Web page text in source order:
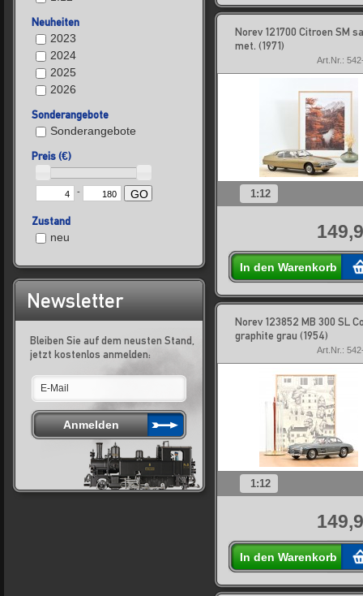
Neuheiten
2023
2024
2025
2026
Sonderangebote
Sonderangebote
Preis (€)
- GO
Zustand
neu
Newsletter
Bleiben Sie auf dem neusten Stand,
jetzt kostenlos anmelden:
Norev 121700 Citroen SM
met. (1971)
Art.Nr.:
1:12
In den Warenkorb
Norev 123852 MB 300 SL
graphite grau (1954)
Art.Nr.:
1:12
In den Warenkorb